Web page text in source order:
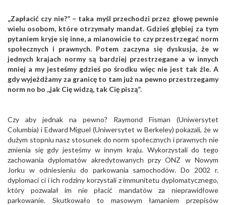
„Zapłacić czy nie?” – taka myśl przechodzi przez głowę pewnie
wielu osobom, które otrzymały mandat. Gdzieś głębiej za tym
pytaniem kryje się inne, a mianowicie to czy przestrzegać norm
społecznych i prawnych. Potem zaczyna się dyskusja, że w
jednych krajach normy są bardziej przestrzegane a w innych
mniej a my jesteśmy gdzieś po środku więc nie jest tak źle. A
gdy wyjeżdżamy za granicę to tam już na pewno przestrzegamy
norm no bo ,,jak Cię widzą, tak Cię piszą”.
Czy aby jednak na pewno? Raymond Fisman (Uniwersytet
Columbia) i Edward Miguel (Uniwersytet w Berkeley) pokazali, że w
dużym stopniu nasz stosunek do norm społecznych i prawnych nie
zmienia się gdy jesteśmy w innym kraju. Wykorzystali do tego
zachowania dyplomatów akredytowanych przy ONZ w Nowym
Jorku w odniesieniu do parkowania samochodów. Do 2002 r.
dyplomaci ci i ich rodziny korzystali z immunitetu dyplomatycznego,
który pozwalał im nie płacić mandatów za nieprawidłowe
parkowanie. Skutkowało to masowym łamaniem przepisów